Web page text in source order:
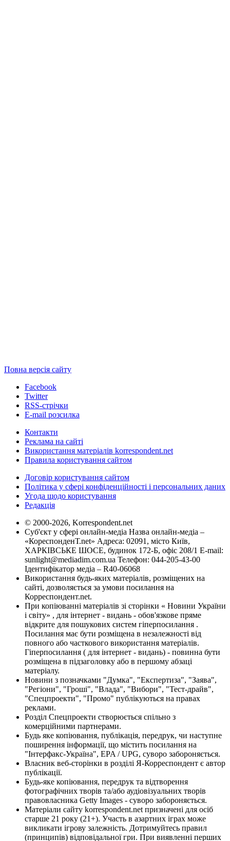
Повна версія сайту
Facebook
Twitter
RSS-стрічки
E-mail розсилка
Контакти
Реклама на сайті
Використання матеріалів korrespondent.net
Правила користування сайтом
Договір користування сайтом
Політика у сфері конфіденційності і персональних даних
Угода щодо користування
Редакція
© 2000-2026, Korrespondent.net
Суб'єкт у сфері онлайн-медіа Назва онлайн-медіа –
«КореспонденТ.net» Адреса: 02091, місто Київ,
ХАРКІВСЬКЕ ШОСЕ, будинок 172-Б, офіс 208/1 E-mail:
sunlight@mediadim.com.ua Телефон: 044-205-43-00
Ідентифікатор медіа – R40-06068
Використання будь-яких матеріалів, розміщених на
сайті, дозволяється за умови посилання на
Корреспондент.net.
При копіюванні матеріалів зі сторінки « Новини України
і світу» , для інтернет - видань - обов'язкове пряме
відкрите для пошукових систем гіперпосилання .
Посилання має бути розміщена в незалежності від
повного або часткового використання матеріалів.
Гіперпосилання ( для інтернет - видань) - повинна бути
розміщена в підзаголовку або в першому абзаці
матеріалу.
Новини з позначками "Думка", "Експертиза", "Заява",
"Регіони", "Гроші", "Влада", "Вибори", "Тест-драйв",
"Спецпроекти", "Промо" публікуються на правах
реклами.
Розділ Спецпроекти створюється спільно з
комерційними партнерами.
Будь яке копіювання, публікація, передрук, чи наступне
поширення інформації, що містить посилання на
"Інтерфакс-Україна", EPA / UPG, суворо забороняється.
Власник веб-сторінки в розділі Я-Корреспондент є автор
публікації.
Будь-яке копіювання, передрук та відтворення
фотографічних творів та/або аудіовізуальних творів
правовласника Getty Images - суворо забороняється.
Матеріали сайту korrespondent.net призначені для осіб
старше 21 року (21+). Участь в азартних іграх може
викликати ігрову залежність. Дотримуйтесь правил
(принципів) відповідальної гри. При виявленні перших